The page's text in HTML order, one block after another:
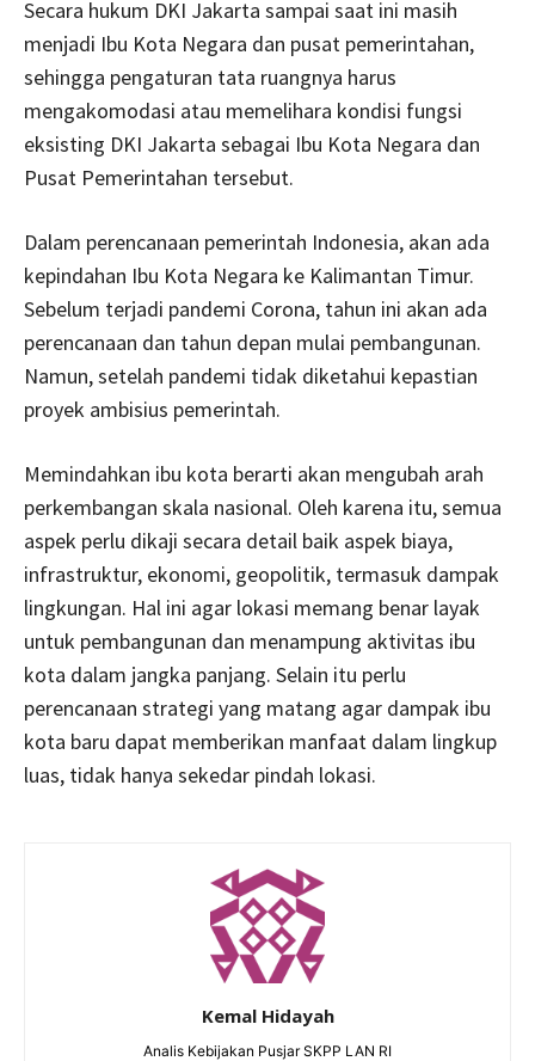
Secara hukum DKI Jakarta sampai saat ini masih
menjadi Ibu Kota Negara dan pusat pemerintahan,
sehingga pengaturan tata ruangnya harus
mengakomodasi atau memelihara kondisi fungsi
eksisting DKI Jakarta sebagai Ibu Kota Negara dan
Pusat Pemerintahan tersebut.
Dalam perencanaan pemerintah Indonesia, akan ada
kepindahan Ibu Kota Negara ke Kalimantan Timur.
Sebelum terjadi pandemi Corona, tahun ini akan ada
perencanaan dan tahun depan mulai pembangunan.
Namun, setelah pandemi tidak diketahui kepastian
proyek ambisius pemerintah.
Memindahkan ibu kota berarti akan mengubah arah
perkembangan skala nasional. Oleh karena itu, semua
aspek perlu dikaji secara detail baik aspek biaya,
infrastruktur, ekonomi, geopolitik, termasuk dampak
lingkungan. Hal ini agar lokasi memang benar layak
untuk pembangunan dan menampung aktivitas ibu
kota dalam jangka panjang. Selain itu perlu
perencanaan strategi yang matang agar dampak ibu
kota baru dapat memberikan manfaat dalam lingkup
luas, tidak hanya sekedar pindah lokasi.
Kemal Hidayah
Analis Kebijakan Pusjar SKPP LAN RI